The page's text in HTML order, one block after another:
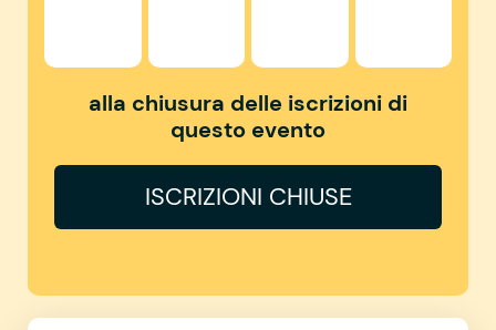
alla chiusura delle iscrizioni di
questo evento
ISCRIZIONI CHIUSE